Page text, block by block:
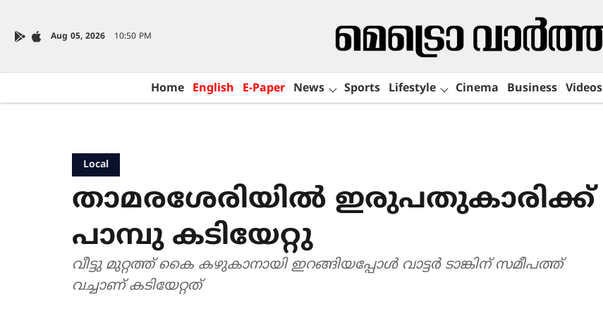
Aug 05, 2026 10:50 PM
Home English E-Paper News Sports Lifestyle Cinema Business Videos
Local
താമരശേരിയിൽ ഇരുപതുകാരിക്ക്
പാമ്പു കടിയേറ്റു
വീട്ടു മുറ്റത്ത് കൈ കഴുകാനായി ഇറങ്ങിയപ്പോൾ വാട്ടർ ടാങ്കിന് സമീപത്ത്
വച്ചാണ് കടിയേറ്റത്